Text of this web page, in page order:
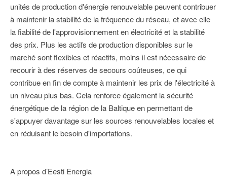
unités de production d'énergie renouvelable peuvent contribuer
à maintenir la stabilité de la fréquence du réseau, et avec elle
la fiabilité de l'approvisionnement en électricité et la stabilité
des prix. Plus les actifs de production disponibles sur le
marché sont flexibles et réactifs, moins il est nécessaire de
recourir à des réserves de secours coûteuses, ce qui
contribue en fin de compte à maintenir les prix de l'électricité à
un niveau plus bas. Cela renforce également la sécurité
énergétique de la région de la Baltique en permettant de
s'appuyer davantage sur les sources renouvelables locales et
en réduisant le besoin d'importations.
A propos d’Eesti Energia